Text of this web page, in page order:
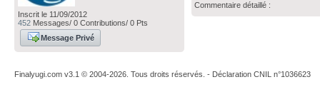
Inscrit le 11/09/2012
452 Messages/ 0 Contributions/ 0 Pts
Message Privé
Commentaire détaillé :
Finalyugi.com v3.1 © 2004-2026. Tous droits réservés. - Déclaration CNIL n°1036623